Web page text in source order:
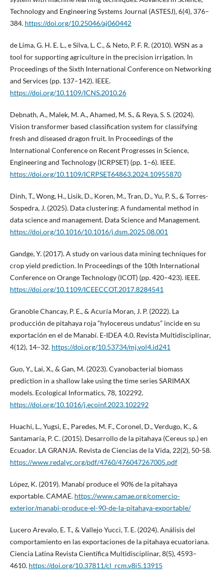
Technology and Engineering Systems Journal (ASTESJ), 6(4), 376–
384. https://doi.org/10.25046/aj060442
de Lima, G. H. E. L., e Silva, L. C., & Neto, P. F. R. (2010). WSN as a
tool for supporting agriculture in the precision irrigation. In
Proceedings of the Sixth International Conference on Networking
and Services (pp. 137–142). IEEE.
https://doi.org/10.1109/ICNS.2010.26
Debnath, A., Malek, M. A., Ahamed, M. S., & Reya, S. S. (2024).
Vision transformer based classification system for classifying
fresh and diseased dragon fruit. In Proceedings of the
International Conference on Recent Progresses in Science,
Engineering and Technology (ICRPSET) (pp. 1–6). IEEE.
https://doi.org/10.1109/ICRPSET64863.2024.10955870
Dinh, T., Wong, H., Lisik, D., Koren, M., Tran, D., Yu, P. S., & Torres-
Sospedra, J. (2025). Data clustering: A fundamental method in
data science and management. Data Science and Management.
https://doi.org/10.1016/10.1016/j.dsm.2025.08.001
Gandge, Y. (2017). A study on various data mining techniques for
crop yield prediction. In Proceedings of the 10th International
Conference on Orange Technology (ICOT) (pp. 420–423). IEEE.
https://doi.org/10.1109/ICEECCOT.2017.8284541
Granoble Chancay, P. E., & Acuría Moran, J. P. (2022). La
producción de pitahaya roja “hylocereus undatus” incide en su
exportación en el de Manabí. E-IDEA 4.0. Revista Multidisciplinar,
4(12), 14–32. https://doi.org/10.53734/mj.vol4.id241
Guo, Y., Lai, X., & Gan, M. (2023). Cyanobacterial biomass
prediction in a shallow lake using the time series SARIMAX
models. Ecological Informatics, 78, 102292.
https://doi.org/10.1016/j.ecoinf.2023.102292
Huachi, L., Yugsi, E., Paredes, M. F., Coronel, D., Verdugo, K., &
Santamaría, P. C. (2015). Desarrollo de la pitahaya (Cereus sp.) en
Ecuador. LA GRANJA. Revista de Ciencias de la Vida, 22(2), 50-58.
https://www.redalyc.org/pdf/4760/476047267005.pdf
López, K. (2019). Manabí produce el 90% de la pitahaya
exportable. CAMAE. https://www.camae.org/comercio-
exterior/manabi-produce-el-90-de-la-pitahaya-exportable/
Lucero Arevalo, E. T., & Vallejo Yucci, T. E. (2024). Análisis del
comportamiento en las exportaciones de la pitahaya ecuatoriana.
Ciencia Latina Revista Científica Multidisciplinar, 8(5), 4593–
4610. https://doi.org/10.37811/cl_rcm.v8i5.13915